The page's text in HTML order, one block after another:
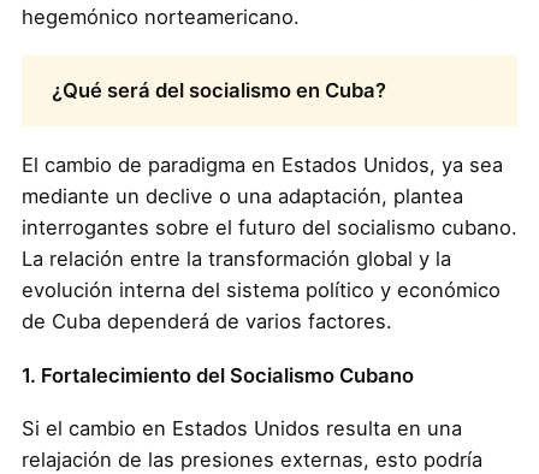
hegemónico norteamericano.
¿Qué será del socialismo en Cuba?
El cambio de paradigma en Estados Unidos, ya sea
mediante un declive o una adaptación, plantea
interrogantes sobre el futuro del socialismo cubano.
La relación entre la transformación global y la
evolución interna del sistema político y económico
de Cuba dependerá de varios factores.
1. Fortalecimiento del Socialismo Cubano
Si el cambio en Estados Unidos resulta en una
relajación de las presiones externas, esto podría